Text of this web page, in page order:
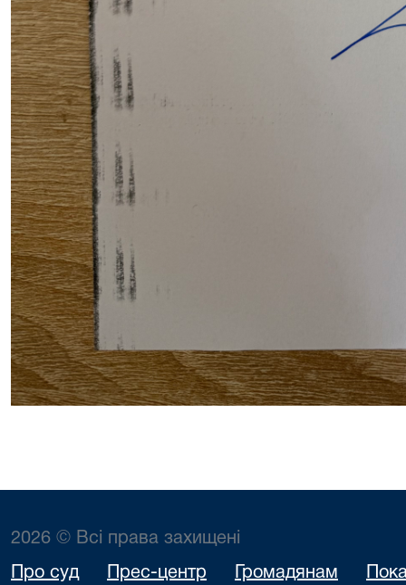
2026 © Всі права захищені
Про суд Прес-центр Громадянам